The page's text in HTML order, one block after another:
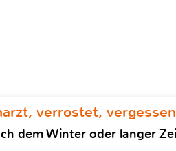
verrostet,
dem Winter oder langer